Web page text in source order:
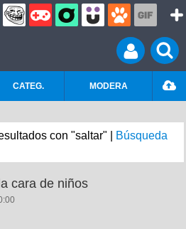
CATEG. MODERA
con "saltar" |
Búsqueda
cara de niños